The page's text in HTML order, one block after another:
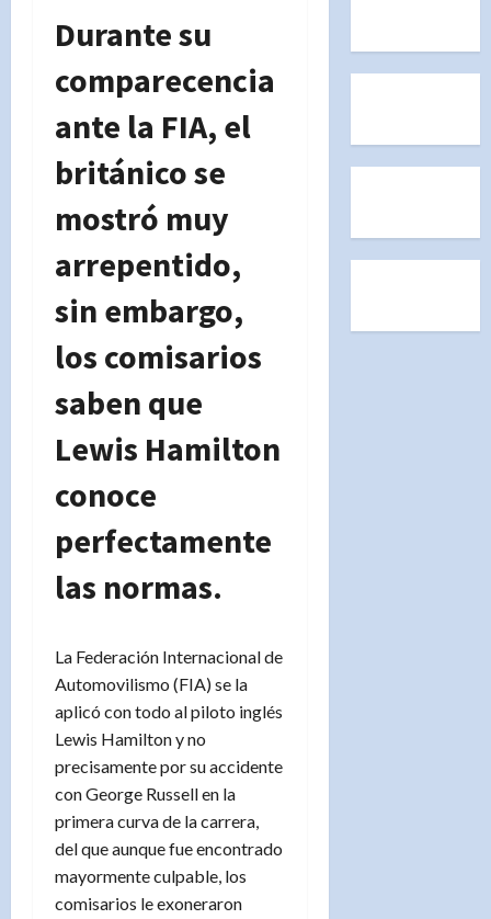
Durante su
comparecencia
ante la FIA, el
británico se
mostró muy
arrepentido,
sin embargo,
los comisarios
saben que
Lewis Hamilton
conoce
perfectamente
las normas.
La Federación Internacional de
Automovilismo (FIA) se la
aplicó con todo al piloto inglés
Lewis Hamilton y no
precisamente por su accidente
con George Russell en la
primera curva de la carrera,
del que aunque fue encontrado
mayormente culpable, los
comisarios le exoneraron